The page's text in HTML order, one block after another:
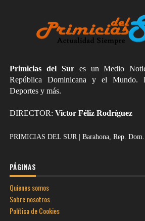
Primicias del Sures un Medio
República Dominicana y el Mundo.
Deportes y más.
DIRECTOR: Victor Féliz Rodríguez
PRIMICIAS DEL SUR | Barahona, Rep. Dom.
PÁGINAS
Quienes somos
Sobre nosotros
Política de Cookies